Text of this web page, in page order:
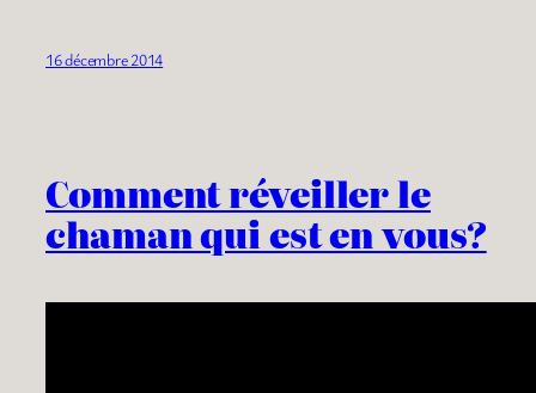
16 décembre 2014
Comment réveiller le
chaman qui est en vous?